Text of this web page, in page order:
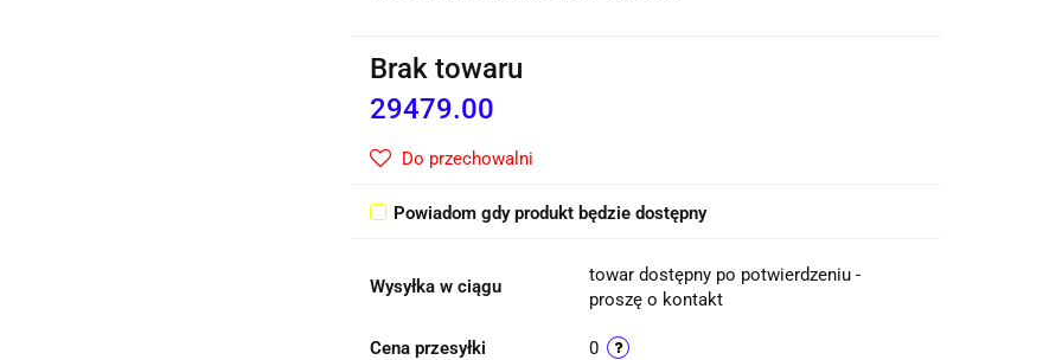
Brak towaru
29479.00
Do przechowalni
Powiadom gdy produkt będzie dostępny
Wysyłka w ciągu
towar dostępny po potwierdzeniu -
proszę o kontakt
Cena przesyłki 0